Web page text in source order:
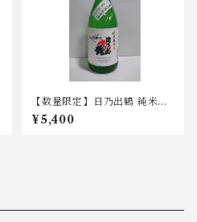
【数量限定】日乃出鶴 純米大
吟醸 袋吊り 無ろ過生原酒 720
ml
¥5,400